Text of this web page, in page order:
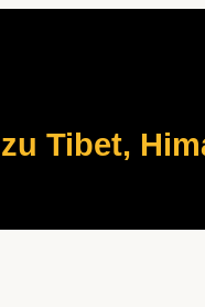
Tibet,